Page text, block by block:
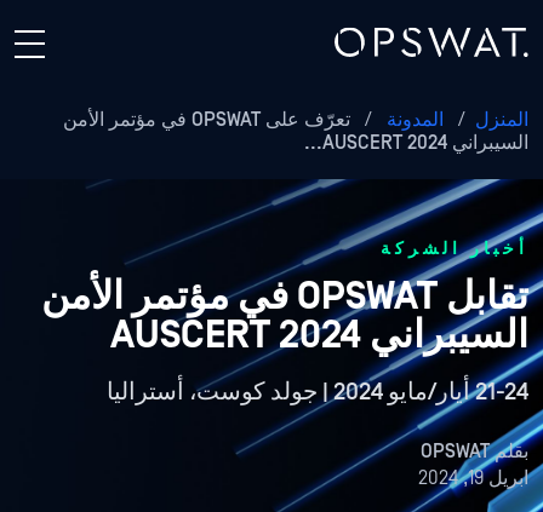
المنزل / المدونة /
تعرّف على OPSWAT في مؤتمر الأمن
السيبراني AUSCERT 2024...
أخبار الشركة
تقابل OPSWAT في مؤتمر الأمن
السيبراني AUSCERT 2024
21-24 أيار/مايو 2024 | جولد كوست، أستراليا
بقلمOPSWAT
ابريل 19, 2024